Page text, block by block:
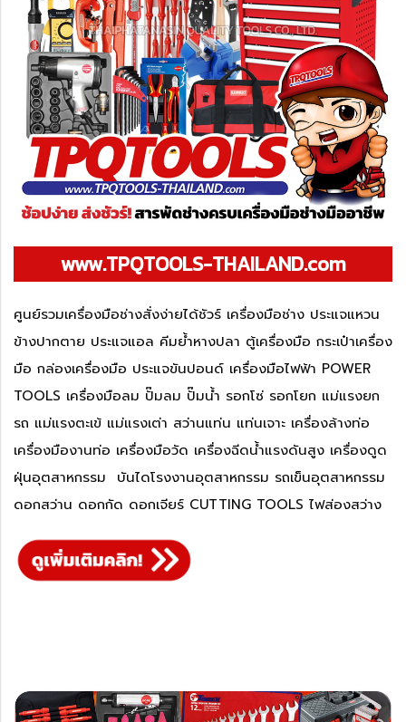
www.TPQTOOLS-THAILAND.com
ศูนย์รวมเครื่องมือช่างสั่งง่ายได้ชัวร์ เครื่องมือช่าง ประแจแหวน
ข้างปากตาย ประแจแอล คีมย้ำหางปลา ตู้เครื่องมือ กระเป๋าเครื่อง
มือ กล่องเครื่องมือ ประแจขันปอนด์ เครื่องมือไฟฟ้า POWER
TOOLS เครื่องมือลม ปั๊มลม ปั๊มน้ำ รอกโซ่ รอกโยก แม่แรงยก
รถ แม่แรงตะเข้ แม่แรงเต่า สว่านแท่น แท่นเจาะ เครื่องล้างท่อ
เครื่องมืองานท่อ เครื่องมือวัด เครื่องฉีดน้ำแรงดันสูง เครื่องดูด
ฝุ่นอุตสาหกรรม บันไดโรงงานอุตสาหกรรม รถเข็นอุตสาหกรรม
ดอกสว่าน ดอกกัด ดอกเจียร์ CUTTING TOOLS ไฟส่องสว่าง